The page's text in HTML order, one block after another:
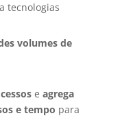
tecnologias
volumes de
e agrega
e tempo para